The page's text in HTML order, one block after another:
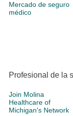
Mercado de seguro
médico
Profesional de la
Join Molina
Healthcare of
Michigan's Network